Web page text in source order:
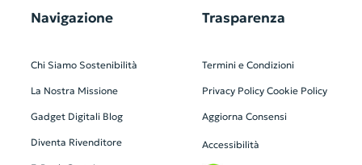
Navigazione
Chi Siamo Sostenibilità
La Nostra Missione
Gadget Digitali Blog
Diventa Rivenditore
Trasparenza
Termini e Condizioni
Privacy Policy Cookie Policy
Aggiorna Consensi
Accessibilità